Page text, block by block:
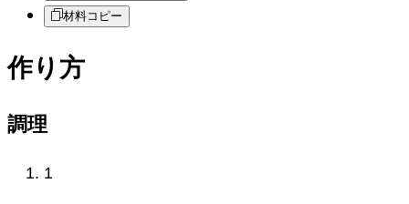
材料コピー
作り方
調理
1